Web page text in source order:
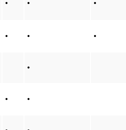
Sie auf
Nächster Schritt
des Formulars zur
unterscheiden können:
im Artikel
– mehr über das Zuweisen